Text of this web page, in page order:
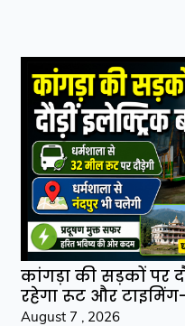
कांगड़ा की सड़कों पर
रहेगा रूट और
August 7 , 2026